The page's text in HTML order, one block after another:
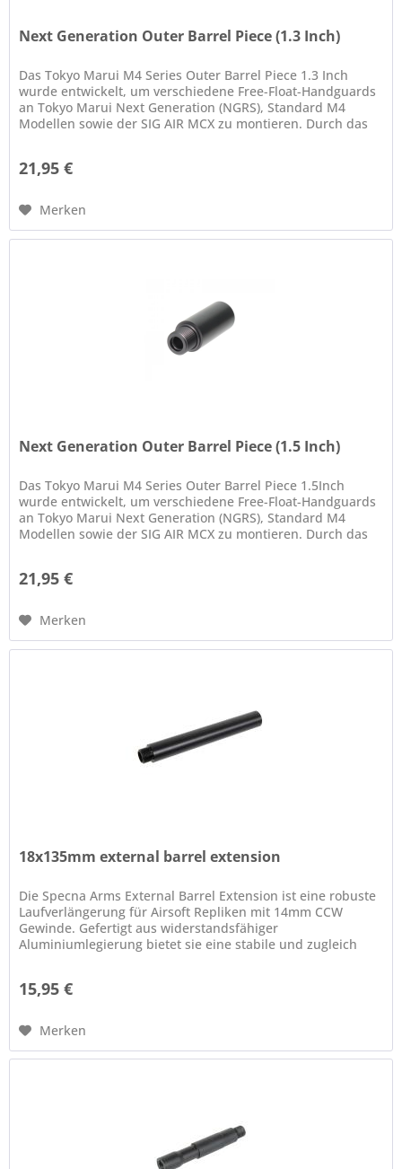
Next Generation Outer Barrel Piece (1.3 Inch)
Das Tokyo Marui M4 Series Outer Barrel Piece 1.3 Inch
wurde entwickelt, um verschiedene Free-Float-Handguards
an Tokyo Marui Next Generation (NGRS), Standard M4
Modellen sowie der SIG AIR MCX zu montieren. Durch das
21,95 €
Merken
Next Generation Outer Barrel Piece (1.5 Inch)
Das Tokyo Marui M4 Series Outer Barrel Piece 1.5Inch
wurde entwickelt, um verschiedene Free-Float-Handguards
an Tokyo Marui Next Generation (NGRS), Standard M4
Modellen sowie der SIG AIR MCX zu montieren. Durch das
21,95 €
Merken
18x135mm external barrel extension
Die Specna Arms External Barrel Extension ist eine robuste
Laufverlängerung für Airsoft Repliken mit 14mm CCW
Gewinde. Gefertigt aus widerstandsfähiger
Aluminiumlegierung bietet sie eine stabile und zugleich
15,95 €
Merken